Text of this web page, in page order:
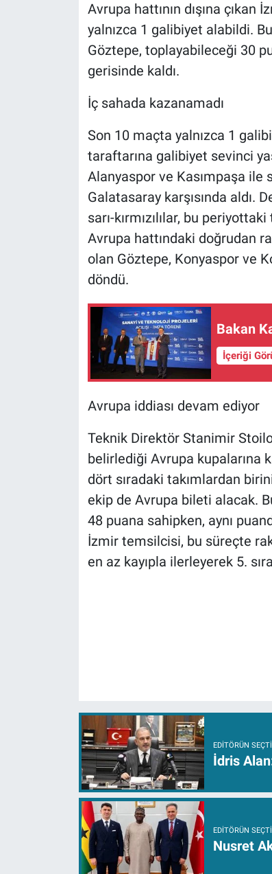
Avrupa hattının dışına
yalnızca 1 galibiyet alabildi.
Göztepe, toplayabileceği 30
gerisinde kaldı.
İç sahada kazanamadı
Son 10 maçta yalnızca 1
taraftarına galibiyet sevinci
Alanyaspor ve Kasımpaşa ile
Galatasaray karşısında aldı.
sarı-kırmızılılar, bu
Avrupa hattındaki doğrudan
olan Göztepe, Konyaspor ve
döndü.
Bakan
İçeriği
Avrupa iddiası devam ediyor
Teknik Direktör Stanimir
belirlediği Avrupa kupalarına
dört sıradaki takımlardan
ekip de Avrupa bileti alacak.
48 puana sahipken, aynı
İzmir temsilcisi, bu süreçte
en az kayıpla ilerleyerek 5.
EDITÖRÜN
İdris
EDITÖRÜN
Nusret